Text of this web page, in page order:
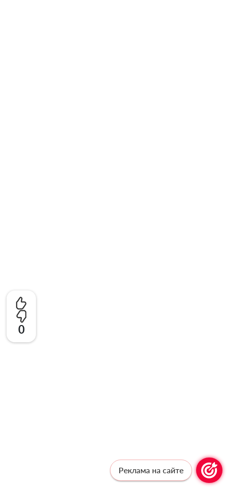
0
Реклама на сайте